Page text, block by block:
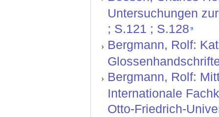
Untersuchungen
; S.121 ; S.128
Bergmann, Rolf:
Bergmann, Rolf:
Internationale
Otto-Friedrich-